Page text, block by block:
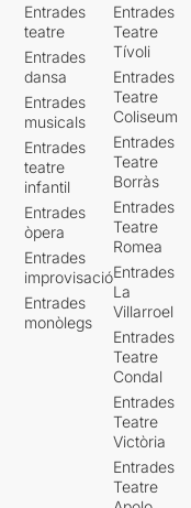
Entrades
teatre
Entrades
dansa
Entrades
musicals
Entrades
teatre
infantil
Entrades
òpera
Entrades
improvisació
Entrades
monòlegs
Entrades
Teatre
Tívoli
Entrades
Teatre
Coliseum
Entrades
Teatre
Borràs
Entrades
Teatre
Romea
Entrades
La
Villarroel
Entrades
Teatre
Condal
Entrades
Teatre
Victòria
Entrades
Teatre